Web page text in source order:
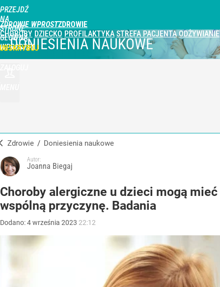
PRZEJDŹ
NA
STRONĘ
GŁÓWNĄ
WPROST.PL
ZDROWIE WPROST
CHOROBY DZIECKO PROFILAKTYKA STREFA PACJENTA ODŻYWIANIE
DONIESIENIA NAUKOWE
Zdrowie / Doniesienia naukowe
Autor:
Joanna Biegaj
Choroby alergiczne u dzieci mogą mieć
wspólną przyczynę. Badania
Dodano:4września 2023 22:12